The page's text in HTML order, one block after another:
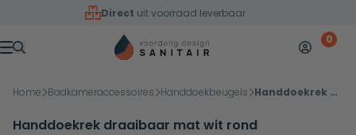
Overslaan naar inhoud
Direct uit voorraad leverbaar
Menu
Mijn 0
Home Badkameraccessoires Handdoekbeugels Handdoekrek draaibaar mat wit rond
Handdoekrek draaibaar mat wit rond